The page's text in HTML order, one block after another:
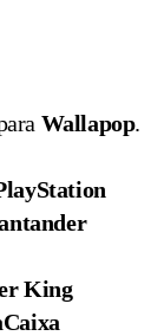
Wallapop.
King